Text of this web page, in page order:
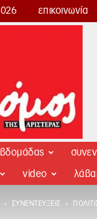
επικοινωνία
video
ΣΥΝΕΝΤΕΎΞΕΙΣ